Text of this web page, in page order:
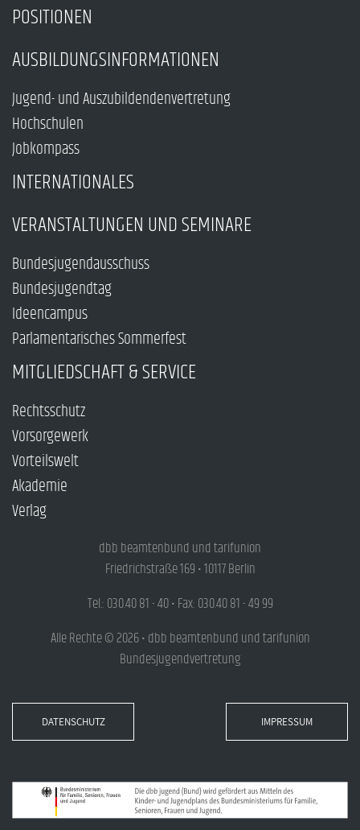
POSITIONEN
AUSBILDUNGSINFORMATIONEN
Jugend- und Auszubildendenvertretung
Hochschulen
Jobkompass
INTERNATIONALES
VERANSTALTUNGEN UND SEMINARE
Bundesjugendausschuss
Bundesjugendtag
Ideencampus
Parlamentarisches Sommerfest
MITGLIEDSCHAFT & SERVICE
Rechtsschutz
Vorsorgewerk
Vorteilswelt
Akademie
Verlag
dbb beamtenbund und tarifunion
Friedrichstraße 169 • 10117 Berlin
Tel.: 030.40 81 - 40 • Fax: 030.40 81 - 49 99
Alle Rechte © 2026 • dbb beamtenbund und tarifunion
Bundesjugendvertretung
DATENSCHUTZ IMPRESSUM